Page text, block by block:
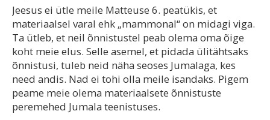
Jeesus ei ütle meile Matteuse 6. peatükis, et
materiaalsel varal ehk „mammonal“ on midagi viga.
Ta ütleb, et neil õnnistustel peab olema oma õige
koht meie elus. Selle asemel, et pidada ülitähtsaks
õnnistusi, tuleb neid näha seoses Jumalaga, kes
need andis. Nad ei tohi olla meile isandaks. Pigem
peame meie olema materiaalsete õnnistuste
peremehed Jumala teenistuses.